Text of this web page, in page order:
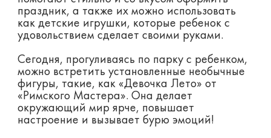
праздник, а также их можно использовать
как детские игрушки, которые ребенок с
удовольствием сделает своими руками.
Сегодня, прогуливаясь по парку с ребенком,
можно встретить установленные необычные
фигуры, такие, как «Девочка Лето» от
«Римского Мастера». Она делает
окружающий мир ярче, повышает
настроение и вызывает бурю эмоций!